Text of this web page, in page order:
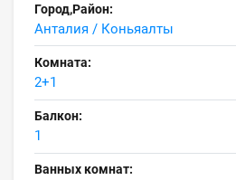
Город,Район:
Анталия / Коньяалты
Комната:
2+1
Балкон:
1
Ванных комнат: